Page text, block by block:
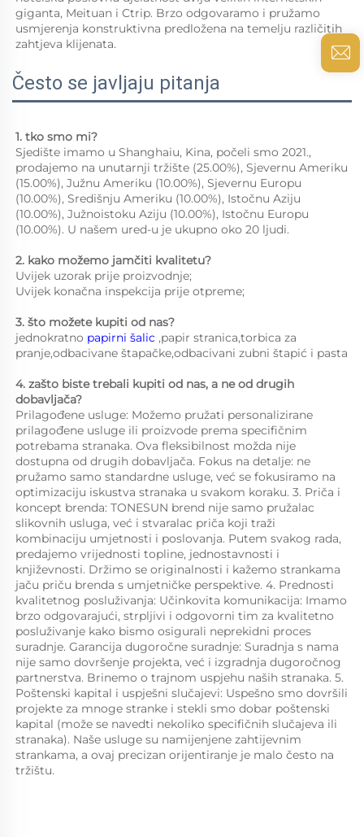
giganta, Meituan i Ctrip. Brzo odgovaramo i pružamo
usmjerenja konstruktivna predložena na temelju različitih
zahtjeva klijenata.
Često se javljaju pitanja
1. tko smo mi?
Sjedište imamo u Shanghaiu, Kina, počeli smo 2021.,
prodajemo na unutarnji tržište (25.00%), Sjevernu Ameriku
(15.00%), Južnu Ameriku (10.00%), Sjevernu Europu
(10.00%), Središnju Ameriku (10.00%), Istočnu Aziju
(10.00%), Južnoistoku Aziju (10.00%), Istočnu Europu
(10.00%). U našem ured-u je ukupno oko 20 ljudi.
2. kako možemo jamčiti kvalitetu?
Uvijek uzorak prije proizvodnje;
Uvijek konačna inspekcija prije otpreme;
3. što možete kupiti od nas?
jednokratno papirni šalic ,papir stranica,torbica za
4. zašto biste trebali kupiti od nas, a ne od drugih
dobavljača?
Prilagođene usluge: Možemo pružati personalizirane
prilagođene usluge ili proizvode prema specifičnim
potrebama stranaka. Ova fleksibilnost možda nije
dostupna od drugih dobavljača. Fokus na detalje: ne
pružamo samo standardne usluge, već se fokusiramo na
optimizaciju iskustva stranaka u svakom koraku. 3. Priča i
koncept brenda: TONESUN brend nije samo pružalac
slikovnih usluga, već i stvaralac priča koji traži
kombinaciju umjetnosti i poslovanja. Putem svakog rada,
predajemo vrijednosti topline, jednostavnosti i
književnosti. Držimo se originalnosti i kažemo strankama
jaču priču brenda s umjetničke perspektive. 4. Prednosti
kvalitetnog posluživanja: Učinkovita komunikacija: Imamo
brzo odgovarajući, strpljivi i odgovorni tim za kvalitetno
posluživanje kako bismo osigurali neprekidni proces
suradnje. Garancija dugoročne suradnje: Suradnja s nama
nije samo dovršenje projekta, već i izgradnja dugoročnog
partnerstva. Brinemo o trajnom uspjehu naših stranaka. 5.
Poštenski kapital i uspješni slučajevi: Uspešno smo dovršili
projekte za mnoge stranke i stekli smo dobar poštenski
kapital (može se navedti nekoliko specifičnih slučajeva ili
stranaka). Naše usluge su namijenjene zahtijevnim
strankama, a ovaj precizan orijentiranje je malo često na
tržištu.